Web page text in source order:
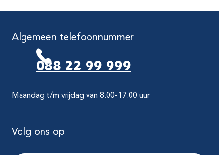
Algemeen telefoonnummer
088 22 99 999
Maandag t/m vrijdag van 8.00-17.00 uur
Volg ons op